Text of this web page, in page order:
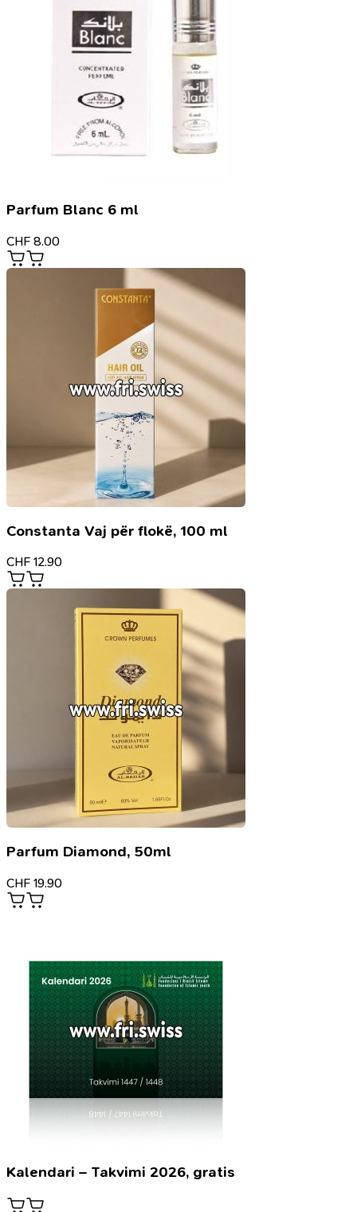
Parfum Blanc 6 ml
CHF 8.00
Constanta Vaj për flokë, 100 ml
CHF 12.90
Parfum Diamond, 50ml
CHF 19.90
Kalendari – Takvimi 2026, gratis